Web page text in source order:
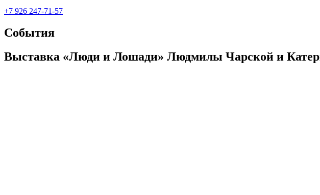
+7 926 247-71-57
События
Выставка «Люди и Лошади» Людмилы Чарской и